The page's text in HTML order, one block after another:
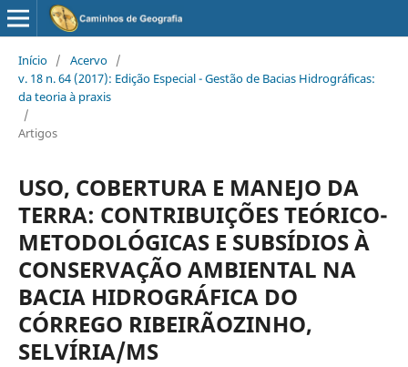
Início / Acervo /
v. 18 n. 64 (2017): Edição Especial - Gestão de Bacias Hidrográficas:
da teoria à praxis
/
Artigos
USO, COBERTURA E MANEJO DA
TERRA: CONTRIBUIÇÕES TEÓRICO-
METODOLÓGICAS E SUBSÍDIOS À
CONSERVAÇÃO AMBIENTAL NA
BACIA HIDROGRÁFICA DO
CÓRREGO RIBEIRÃOZINHO,
SELVÍRIA/MS